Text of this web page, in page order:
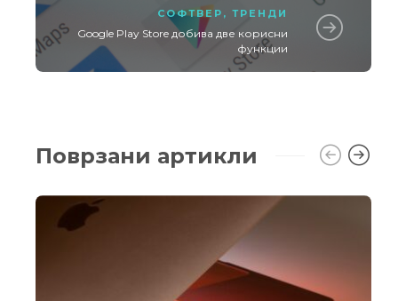
СОФТВЕР , ТРЕНДИ
Google Play Store добива две корисни
функции
Поврзани артикли